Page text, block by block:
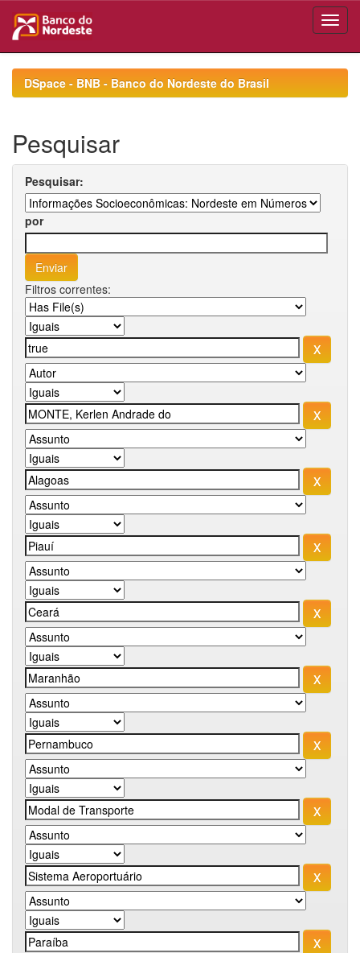
navigationDSpace - BNB - Banco do Nordeste do Brasil
Pesquisar
Pesquisar:
por
Filtros correntes: